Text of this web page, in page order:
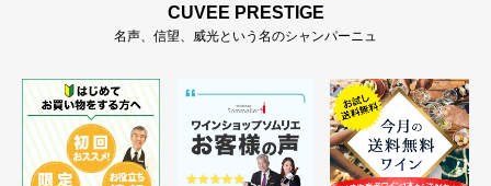
CUVEE PRESTIGE
名声、信望、威光という名のシャンパーニュ